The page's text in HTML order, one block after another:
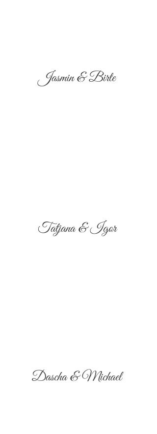
Jasmin & Birte
Tatjana & Igor
Dascha & Michael